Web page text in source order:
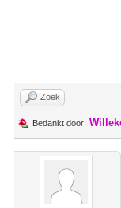
Zoek
Bedankt door: